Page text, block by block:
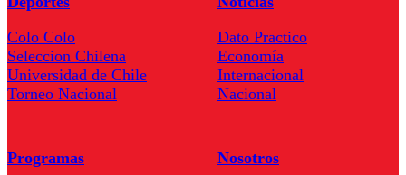
Colo Colo
Seleccion Chilena
Universidad de Chile
Torneo Nacional
Dato Practico
Economía
Internacional
Nacional
Programas
Nosotros